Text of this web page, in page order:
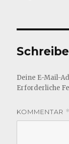
Deine E-Mail-
Erforderliche
KOMMENTAR *